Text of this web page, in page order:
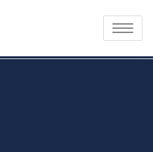
Toggle